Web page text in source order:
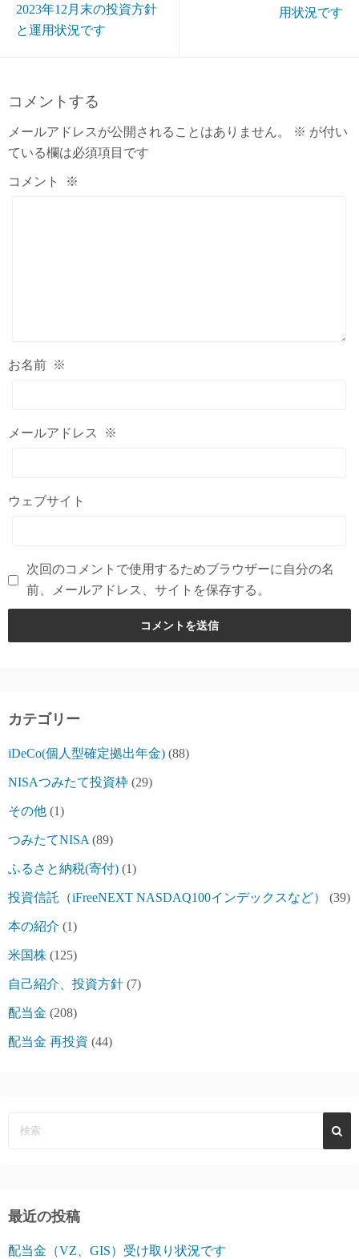
2023年12月末の投資方針
と運用状況です
用状況です
コメントする
メールアドレスが公開されることはありません。 ※ が付い
ている欄は必須項目です
コメント ※
お名前 ※
メールアドレス ※
ウェブサイト
次回のコメントで使用するためブラウザーに自分の名
前、メールアドレス、サイトを保存する。
カテゴリー
iDeCo(個人型確定拠出年金) (88)
NISAつみたて投資枠 (29)
その他 (1)
つみたてNISA (89)
ふるさと納税(寄付) (1)
投資信託（iFreeNEXT NASDAQ100インデックスなど） (39)
本の紹介 (1)
米国株 (125)
自己紹介、投資方針 (7)
配当金 (208)
配当金 再投資 (44)
最近の投稿
配当金（VZ、GIS）受け取り状況です